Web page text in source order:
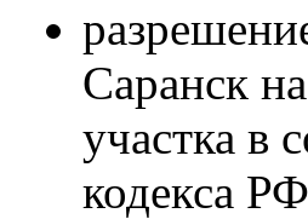
Саранск
участка в
кодекса